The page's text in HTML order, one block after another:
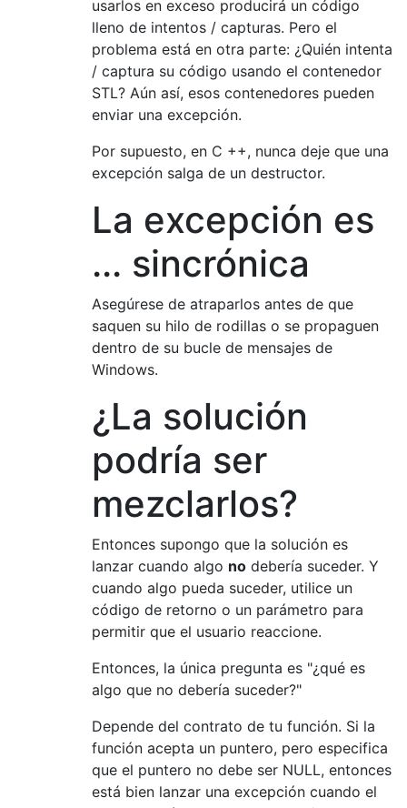
usarlos en exceso producirá un código
lleno de intentos / capturas. Pero el
problema está en otra parte: ¿Quién intenta
/ captura su código usando el contenedor
STL? Aún así, esos contenedores pueden
enviar una excepción.
Por supuesto, en C ++, nunca deje que una
excepción salga de un destructor.
La excepción es
... sincrónica
Asegúrese de atraparlos antes de que
saquen su hilo de rodillas o se propaguen
dentro de su bucle de mensajes de
Windows.
¿La solución
podría ser
mezclarlos?
Entonces supongo que la solución es
lanzar cuando algo no debería suceder. Y
cuando algo pueda suceder, utilice un
código de retorno o un parámetro para
permitir que el usuario reaccione.
Entonces, la única pregunta es "¿qué es
algo que no debería suceder?"
Depende del contrato de tu función. Si la
función acepta un puntero, pero especifica
que el puntero no debe ser NULL, entonces
está bien lanzar una excepción cuando el